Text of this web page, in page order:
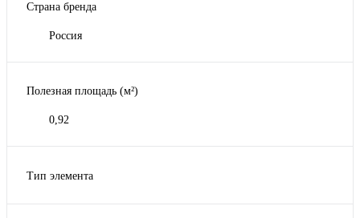
Шоколад
Страна бренда
Россия
Полезная площадь (м²)
0,92
Тип элемента